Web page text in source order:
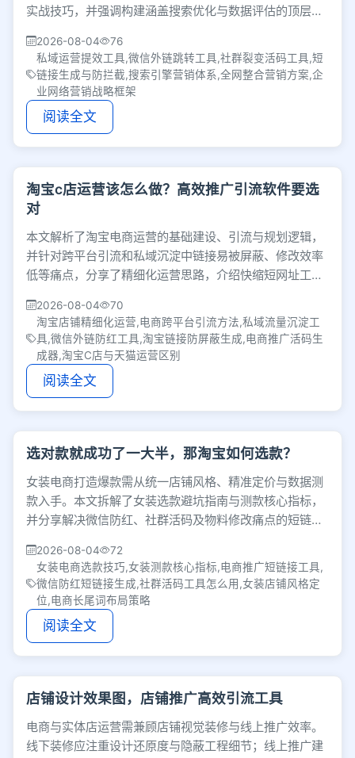
实战技巧，并强调构建涵盖搜索优化与数据评估的顶层营
2026-08-04
76
私域运营提效工具,微信外链跳转工具,社群裂变活码工具,短
链接生成与防拦截,搜索引擎营销体系,全网整合营销方案,企
业网络营销战略框架
阅读全文
淘宝c店运营该怎么做？高效推广引流软件要选
对
本文解析了淘宝电商运营的基础建设、引流与规划逻辑，
并针对跨平台引流和私域沉淀中链接易被屏蔽、修改效率
低等痛点，分享了精细化运营思路，介绍快缩短网址工
2026-08-04
70
淘宝店铺精细化运营,电商跨平台引流方法,私域流量沉淀工
具,微信外链防红工具,淘宝链接防屏蔽生成,电商推广活码生
成器,淘宝C店与天猫运营区别
阅读全文
选对款就成功了一大半，那淘宝如何选款？
女装电商打造爆款需从统一店铺风格、精准定价与数据测
款入手。本文拆解了女装选款避坑指南与测款核心指标，
并分享解决微信防红、社群活码及物料修改痛点的短链接
2026-08-04
72
女装电商选款技巧,女装测款核心指标,电商推广短链接工具,
微信防红短链接生成,社群活码工具怎么用,女装店铺风格定
位,电商长尾词布局策略
阅读全文
店铺设计效果图，店铺推广高效引流工具
电商与实体店运营需兼顾店铺视觉装修与线上推广效率。
线下装修应注重设计还原度与隐蔽工程细节；线上推广建